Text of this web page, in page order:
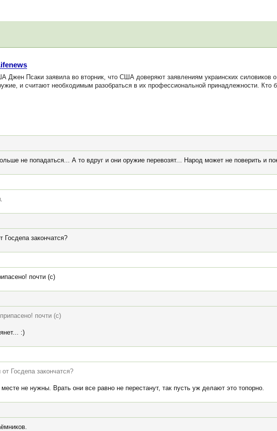
Псаки заявила во вторник, что США доверяют заявлениям украинских силовиков
и считают необходимым разобраться в их профессиональной принадлежности. Кто
не попадаться... А то вдруг и они оружие перевозят... Народ может не поверить и
Госдепа закончатся?
почти (с)
почти (с)
:)
Госдепа закончатся?
не нужны. Врать они все равно не перестанут, так пусть уж делают это топорно.